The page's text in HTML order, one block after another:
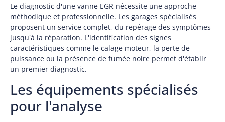
Le diagnostic d'une vanne EGR nécessite une approche
méthodique et professionnelle. Les garages spécialisés
proposent un service complet, du repérage des symptômes
jusqu'à la réparation. L'identification des signes
caractéristiques comme le calage moteur, la perte de
puissance ou la présence de fumée noire permet d'établir
un premier diagnostic.
Les équipements spécialisés
pour l'analyse